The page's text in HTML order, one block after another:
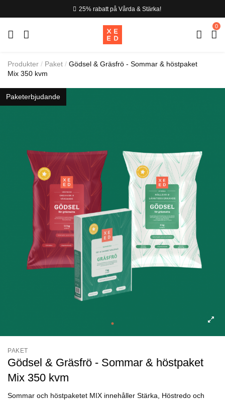
25% rabatt på Vårda & Stärka!
0
Produkter Paket
Gödsel & Gräsfrö - Sommar & höstpaket
Mix 350 kvm
Paketerbjudande
PAKET
Gödsel & Gräsfrö - Sommar & höstpaket
Mix 350 kvm
Sommar och höstpaketet MIX innehåller Stärka, Höstredo och